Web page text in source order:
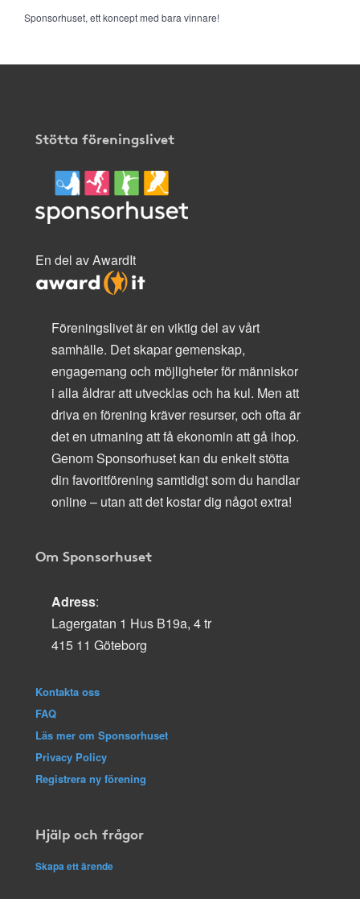
Sponsorhuset, ett koncept med bara vinnare!
Stötta föreningslivet
En del av AwardIt
Föreningslivet är en viktig del av vårt
samhälle. Det skapar gemenskap,
engagemang och möjligheter för människor
i alla åldrar att utvecklas och ha kul. Men att
driva en förening kräver resurser, och ofta är
det en utmaning att få ekonomin att gå ihop.
Genom Sponsorhuset kan du enkelt stötta
din favoritförening samtidigt som du handlar
online – utan att det kostar dig något extra!
Om Sponsorhuset
Adress:
Lagergatan 1 Hus B19a, 4 tr
415 11 Göteborg
Kontakta oss
FAQ
Läs mer om Sponsorhuset
Privacy Policy
Registrera ny förening
Hjälp och frågor
Skapa ett ärende